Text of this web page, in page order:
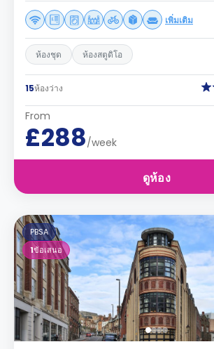
เพิ่มเติม
ห้องชุด ห้องสตูดิโอ
15ห้องว่าง
From
£288/week
ดูห้อง
PBSA
1ข้อเสนอ